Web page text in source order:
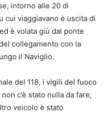
intorno alle 20 di
cui viaggiavano è uscita di
è volata giù dal ponte
collegamento con la
il Naviglio.
del 118, i vigili del fuoco
c’è stato nulla da fare,
veicolo è stato